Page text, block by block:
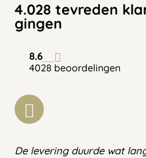
4.028 tevreden
gingen
8.6
4028 beoordelingen
De levering duurde wat